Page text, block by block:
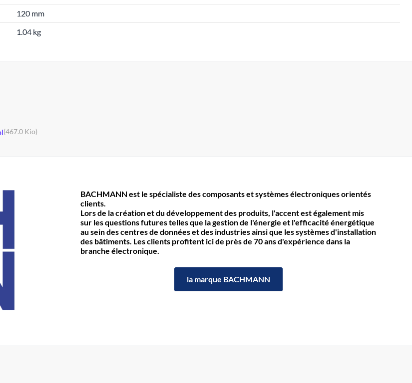
120 mm
1.04 kg
(467.0 Kio)
BACHMANN est le spécialiste des composants et systèmes électroniques orientés
clients.
Lors de la création et du développement des produits, l'accent est également mis
sur les questions futures telles que la gestion de l'énergie et l'efficacité énergétique
au sein des centres de données et des industries ainsi que les systèmes d'installation
des bâtiments. Les clients profitent ici de près de 70 ans d'expérience dans la
branche électronique.
la marque BACHMANN